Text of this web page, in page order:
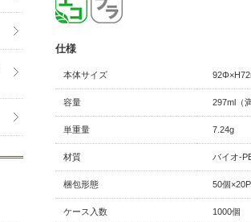
仕様
本体サイズ
容量 297ml（
単重量 7.24g
材質 バイオ-
梱包形態 50個
ケース入数 1000個